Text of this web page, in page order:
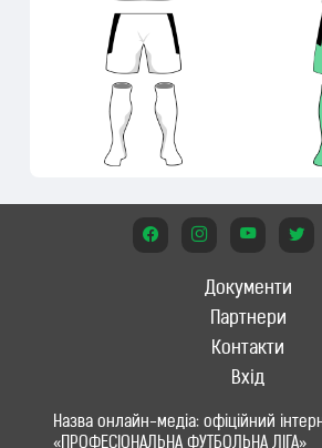
Документи
Партнери
Контакти
Вхід
Назва онлайн-медіа: офіційний
«ПРОФЕСІОНАЛЬНА ФУТБОЛЬНА ЛІГА»